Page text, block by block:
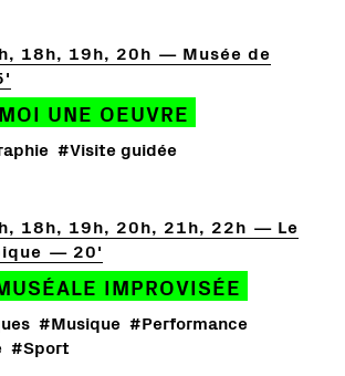
18h, 19h, 20h
Musée de
UNE OEUVRE
#Visite guidée
18h, 19h, 20h, 21h, 22h
Le
20'
IMPROVISÉE
#Musique #Performance
#Sport